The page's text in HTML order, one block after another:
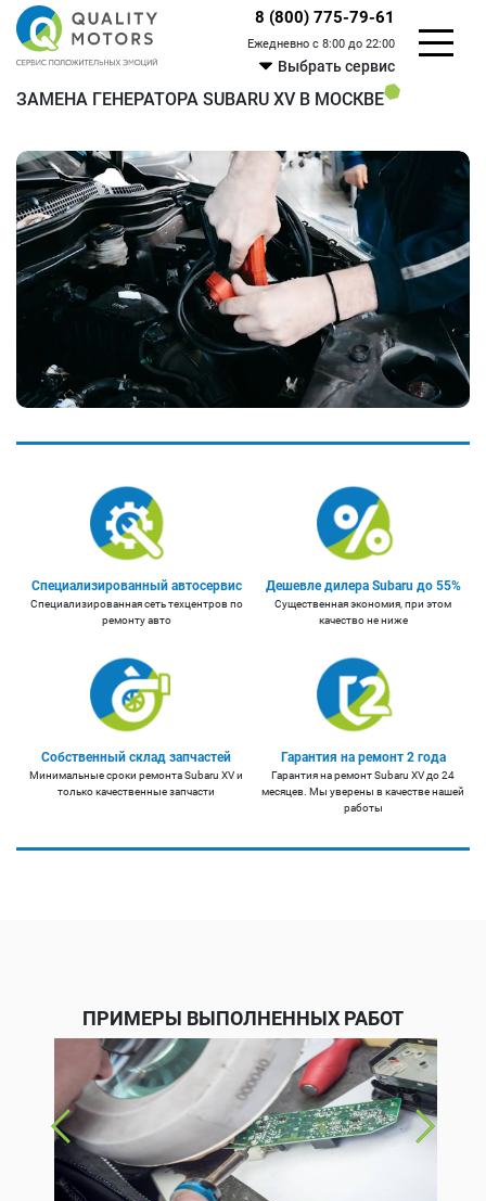
8 (800) 775-79-61
Ежедневно с 8:00 до 22:00
Выбрать сервис
ЗАМЕНА ГЕНЕРАТОРА SUBARU XV В МОСКВЕ
Специализированный автосервис
Специализированная сеть техцентров по
ремонту авто
Дешевле дилера Subaru до 55%
Существенная экономия, при этом
качество не ниже
Собственный склад запчастей
Минимальные сроки ремонта Subaru XV и
только качественные запчасти
Гарантия на ремонт 2 года
Гарантия на ремонт Subaru XV до 24
месяцев. Мы уверены в качестве нашей
работы
ПРИМЕРЫ ВЫПОЛНЕННЫХ РАБОТ